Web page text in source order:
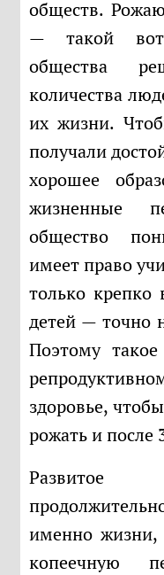
обществ.
— такой вот
общества
количества
их жизни.
получали
хорошее
жизненные
общество
имеет право
только крепко
детей — точно
Поэтому
здоровье,
рожать и после
Развитое общество занято
именно жизни,
копеечную